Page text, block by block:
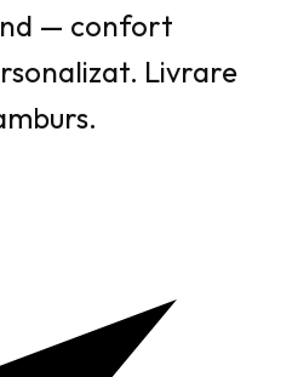
— confort
Livrare